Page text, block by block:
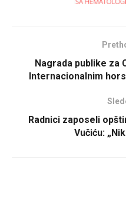
Nagrada publike za
Internacionalnim
Radnici zaposeli
Vučiću: